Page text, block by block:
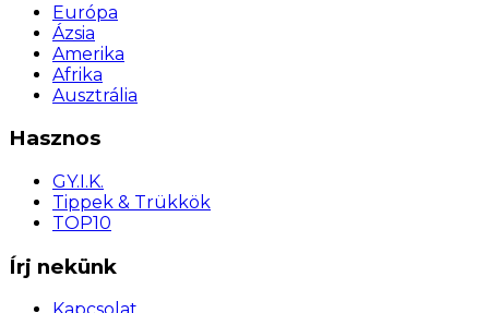
Európa
Ázsia
Amerika
Afrika
Ausztrália
Hasznos
GY.I.K.
Tippek & Trükkök
TOP10
Írj nekünk